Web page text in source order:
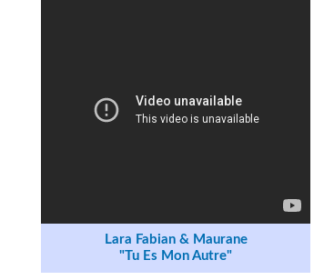
Lara Fabian & Maurane
"Tu Es Mon Autre"